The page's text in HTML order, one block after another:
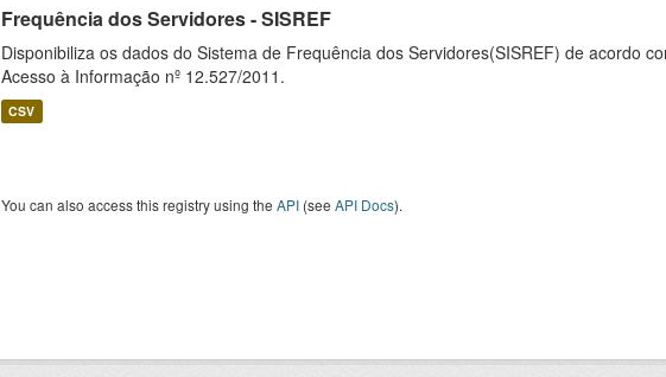
Frequência dos Servidores - SISREF
Disponibiliza os dados do Sistema de Frequência dos Servidores(SISREF) de acordo
Acesso à Informação nº 12.527/2011.
CSV
You can also access this registry using the API (see API Docs).